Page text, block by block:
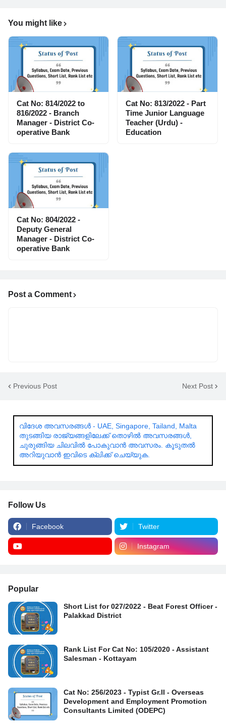
You might like
Cat No: 814/2022 to
816/2022 - Branch
Manager - District Co-
operative Bank
Cat No: 813/2022 - Part
Time Junior Language
Teacher (Urdu) -
Education
Cat No: 804/2022 -
Deputy General
Manager - District Co-
operative Bank
Post a Comment
Previous Post Next Post
വിദേശ അവസരങ്ങൾ - UAE, Singapore, Tailand, Malta
തുടങ്ങിയ രാജ്യങ്ങളിലേക്ക് തൊഴിൽ അവസരങ്ങൾ,
ചുരുങ്ങിയ ചിലവിൽ പോകുവാൻ അവസരം. കൂടുതൽ
അറിയുവാൻ ഇവിടെ ക്ലിക്ക് ചെയ്യുക.
Follow Us
Facebook Twitter
Instagram
Popular
Short List for 027/2022 - Beat Forest Officer -
Palakkad District
Rank List For Cat No: 105/2020 - Assistant
Salesman - Kottayam
Cat No: 256/2023 - Typist Gr.II - Overseas
Development and Employment Promotion
Consultants Limited (ODEPC)